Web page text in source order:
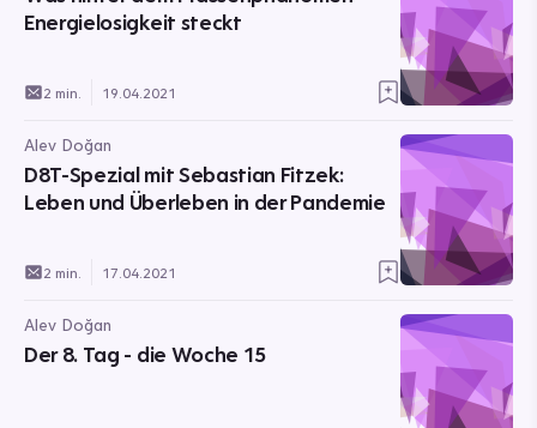
Energielosigkeit steckt
2 min. 19.04.2021
Alev Doğan
D8T-Spezial mit Sebastian Fitzek:
Leben und Überleben in der Pandemie
2 min. 17.04.2021
Alev Doğan
Der 8. Tag - die Woche 15